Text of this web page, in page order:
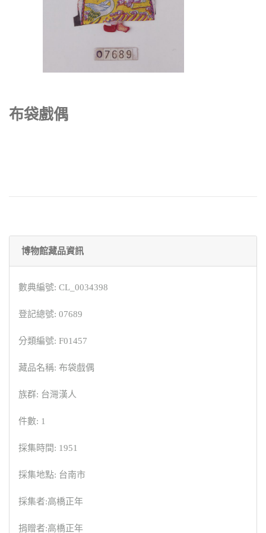
布袋戲偶
博物館藏品資訊
數典編號: CL_0034398
登記總號: 07689
分類編號: F01457
藏品名稱: 布袋戲偶
族群: 台灣漢人
件數: 1
採集時間: 1951
採集地點: 台南市
採集者:高橋正年
捐贈者:高橋正年